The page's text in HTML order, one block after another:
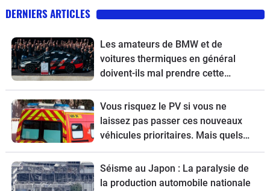
DERNIERS ARTICLES
Les amateurs de BMW et de
voitures thermiques en général
doivent-ils mal prendre cette
nouvelle ?
Vous risquez le PV si vous ne
laissez pas passer ces nouveaux
véhicules prioritaires. Mais quels
sont-ils ?
Séisme au Japon : La paralysie de
la production automobile nationale